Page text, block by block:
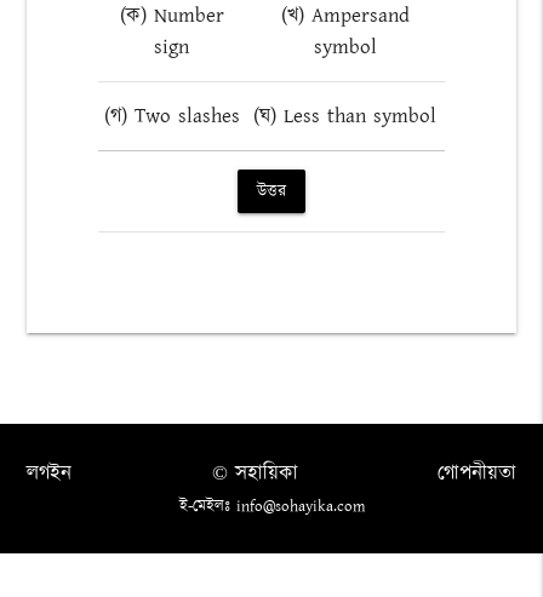
(ক) Number
sign
(খ) Ampersand
symbol
(গ) Two slashes (ঘ) Less than symbol
উত্তর
লগইন গোপনীয়তা
© সহায়িকা
ই-মেইলঃ info@sohayika.com